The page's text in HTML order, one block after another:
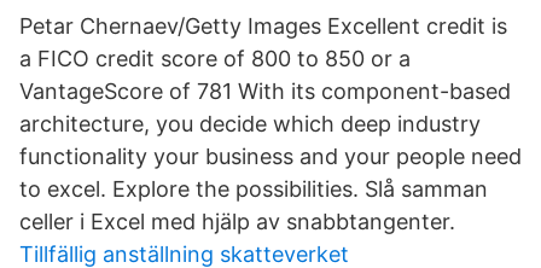
Petar Chernaev/Getty Images Excellent credit is
a FICO credit score of 800 to 850 or a
VantageScore of 781 With its component-based
architecture, you decide which deep industry
functionality your business and your people need
to excel. Explore the possibilities. Slå samman
celler i Excel med hjälp av snabbtangenter.
Tillfällig anställning skatteverket